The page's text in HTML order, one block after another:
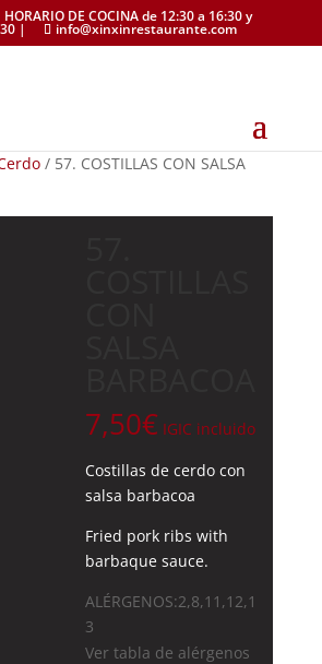
DE COCINA de 12:30 a 16:30 y
| info@xinxinrestaurante.com
/ 57. COSTILLAS CON SALSA
7,50€ IGIC incluido
Costillas de cerdo con
salsa barbacoa
Fried pork ribs with
barbaque sauce.
ALÉRGENOS:2,8,11,12,1
3
Ver tabla de alérgenos